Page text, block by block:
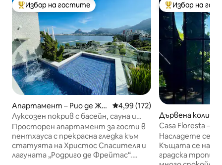
Най-популярен избор на гостите
Избор на гостите
Апартамент – Рио де Жа
нейро
Средна оценка: 4,99 от 5,
4,99 (172)
Луксозен покрив с басейн, сауна и
уединение.
Просторен апартамент за гости в
пентхауса с прекрасна гледка към
статуята на Христос Спасителя и
лагуната „Родриго де Фрейтас“.
Най-популярен
Избор на
Дървена колиба
Жанейро
Casa Floresta –
към океана
Насладете се
Къщата се
градска